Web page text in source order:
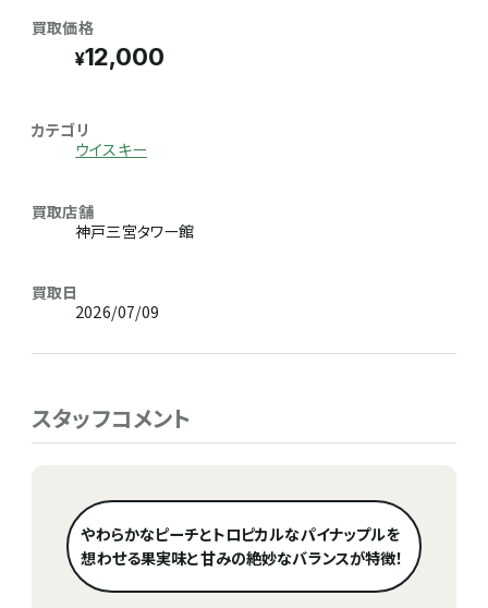
買取価格
12,000
カテゴリ
ウイスキー
買取店舗
神戸三宮タワー館
買取日
2026/07/09
スタッフコメント
やわらかなピーチとトロピカルなパイナップルを
想わせる果実味と甘みの絶妙なバランスが特徴！